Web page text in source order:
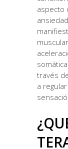
aspecto
través
a